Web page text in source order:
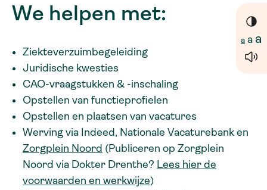
a a a
We helpen met:
Ziekteverzuimbegeleiding
Juridische kwesties
CAO-vraagstukken & -inschaling
Opstellen van functieprofielen
Opstellen en plaatsen van vacatures
Werving via Indeed, Nationale Vacaturebank en
Zorgplein Noord (Publiceren op Zorgplein
Noord via Dokter Drenthe? Lees hier de
voorwaarden en werkwijze)